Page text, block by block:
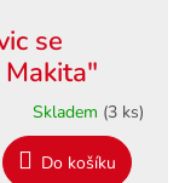
se
Skladem (3 ks)
Do košíku